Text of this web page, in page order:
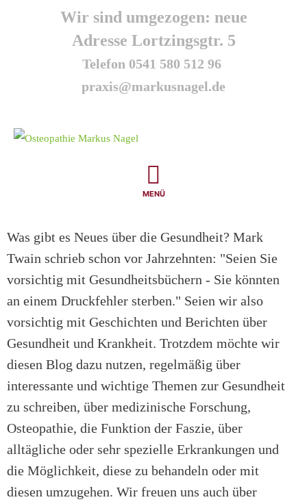
Wir sind umgezogen: neue
Adresse Lortzingsgtr. 5
Telefon 0541 580 512 96
praxis@markusnagel.de
MENÜ
Was gibt es Neues über die Gesundheit? Mark
Twain schrieb schon vor Jahrzehnten: "Seien Sie
vorsichtig mit Gesundheitsbüchern - Sie könnten
an einem Druckfehler sterben." Seien wir also
vorsichtig mit Geschichten und Berichten über
Gesundheit und Krankheit. Trotzdem möchte wir
diesen Blog dazu nutzen, regelmäßig über
interessante und wichtige Themen zur Gesundheit
zu schreiben, über medizinische Forschung,
Osteopathie, die Funktion der Faszie, über
alltägliche oder sehr spezielle Erkrankungen und
die Möglichkeit, diese zu behandeln oder mit
diesen umzugehen. Wir freuen uns auch über